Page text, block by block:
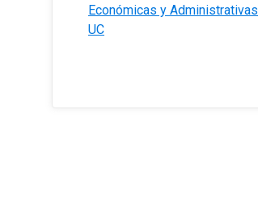
Económicas y Administrativas
UC